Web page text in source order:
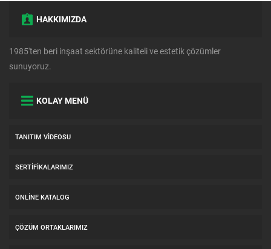
HAKKIMIZDA
1985'ten beri inşaat sektörüne kaliteli ve estetik çözümler
sunuyoruz.
KOLAY MENÜ
TANITIM VIDEOSU
SERTIFIKALARIMIZ
ONLINE KATALOG
ÇÖZÜM ORTAKLARIMIZ